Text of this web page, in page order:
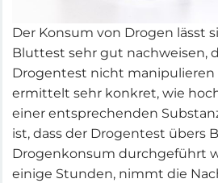
Der Konsum von Drogen lässt
Bluttest sehr gut nachweisen,
Drogentest nicht manipulieren
ermittelt sehr konkret, wie
einer entsprechenden
ist, dass der Drogentest übers
Drogenkonsum durchgeführt
einige Stunden, nimmt die